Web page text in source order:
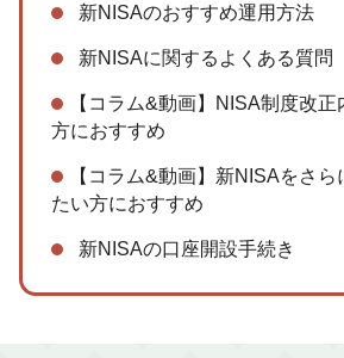
新NISAのおすすめ運用方法
新NISAに関するよくある質問
【コラム&動画】NISA制度改
方におすすめ
【コラム&動画】新NISAをさら
たい方におすすめ
新NISAの口座開設手続き